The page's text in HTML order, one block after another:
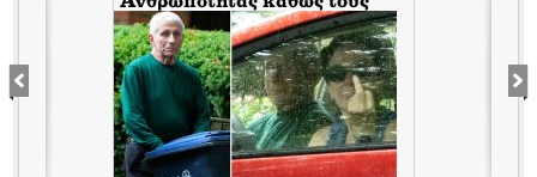
κάλυπταν οι μηντιακές
ερπύστριες του deep state.
Τώρα η σύζυγος υψώνει το
δάχτυλο στους φωτορεπόρτερ